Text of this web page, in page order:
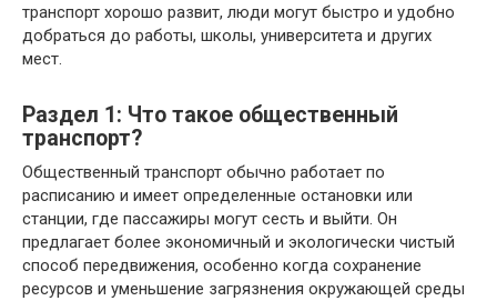
транспорт хорошо развит, люди могут быстро и удобно
добраться до работы, школы, университета и других
мест.
Раздел 1: Что такое общественный
транспорт?
Общественный транспорт обычно работает по
расписанию и имеет определенные остановки или
станции, где пассажиры могут сесть и выйти. Он
предлагает более экономичный и экологически чистый
способ передвижения, особенно когда сохранение
ресурсов и уменьшение загрязнения окружающей среды